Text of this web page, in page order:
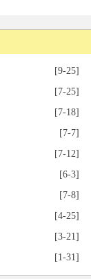
[9-25]
[7-25]
[7-18]
[7-7]
[7-12]
[6-3]
[7-8]
[4-25]
[3-21]
[1-31]